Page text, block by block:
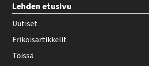
e
h
y
-
Lehden etusivu
Uutiset
Erikoisartikkelit
Töissä